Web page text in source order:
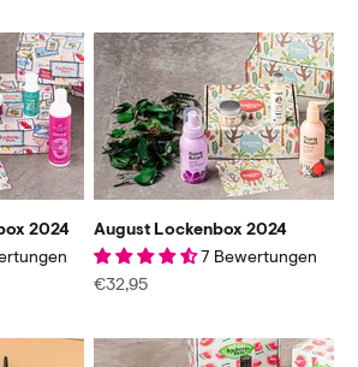
2024
August Lockenbox 2024
7 Bewertungen
Angebot
€32,95